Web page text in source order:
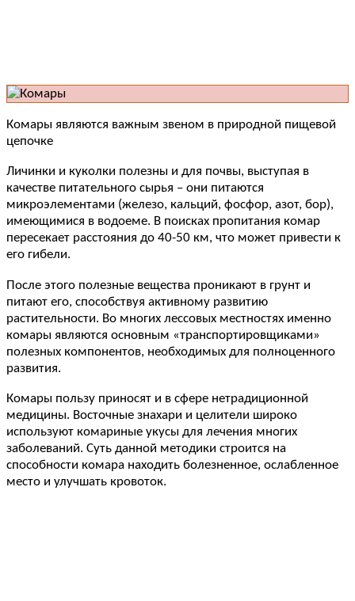
Комары являются важным звеном в природной пищевой
цепочке
Личинки и куколки полезны и для почвы, выступая в
качестве питательного сырья – они питаются
микроэлементами (железо, кальций, фосфор, азот, бор),
имеющимися в водоеме. В поисках пропитания комар
пересекает расстояния до 40-50 км, что может привести к
его гибели.
После этого полезные вещества проникают в грунт и
питают его, способствуя активному развитию
растительности. Во многих лессовых местностях именно
комары являются основным «транспортировщиками»
полезных компонентов, необходимых для полноценного
развития.
Комары пользу приносят и в сфере нетрадиционной
медицины. Восточные знахари и целители широко
используют комариные укусы для лечения многих
заболеваний. Суть данной методики строится на
способности комара находить болезненное, ослабленное
место и улучшать кровоток.